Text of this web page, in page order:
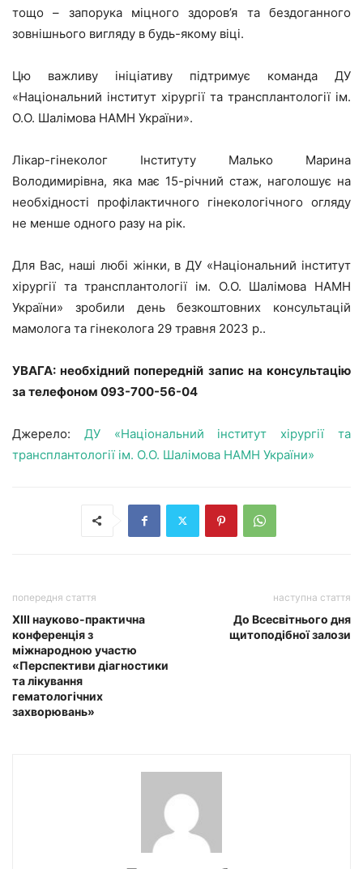
тощо – запорука міцного здоров’я та бездоганного
зовнішнього вигляду в будь-якому віці.
Цю важливу ініціативу підтримує команда ДУ
«Національний інститут хірургії та трансплантології ім.
О.О. Шалімова НАМН України».
Лікар-гінеколог Інституту Малько Марина
Володимирівна, яка має 15-річний стаж, наголошує на
необхідності профілактичного гінекологічного огляду
не менше одного разу на рік.
Для Вас, наші любі жінки, в ДУ «Національний інститут
хірургії та трансплантології ім. О.О. Шалімова НАМН
України» зробили день безкоштовних консультацій
мамолога та гінеколога 29 травня 2023 р..
УВАГА: необхідний попередній запис на консультацію
за телефоном 093-700-56-04
Джерело: ДУ «Національний інститут хірургії та
трансплантології ім. О.О. Шалімова НАМН України»
попередня стаття
XIII науково-практична
конференція з
міжнародною участю
«Перспективи діагностики
та лікування
гематологічних
захворювань»
наступна стаття
До Всесвітнього дня
щитоподібної залози